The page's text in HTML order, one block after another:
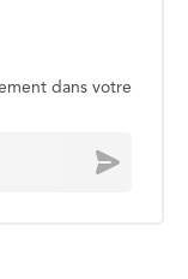
dans votre
Envoyer